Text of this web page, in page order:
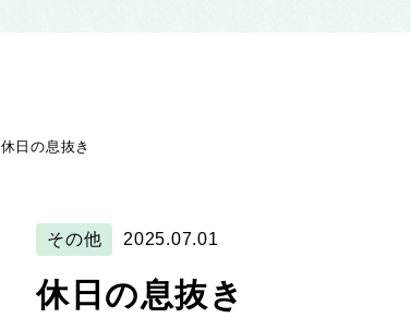
休日の息抜き
その他 2025.07.01
休日の息抜き